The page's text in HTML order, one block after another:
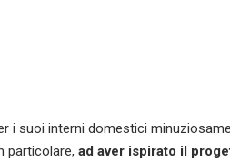
i suoi interni domestici
particolare, ad aver ispirato il